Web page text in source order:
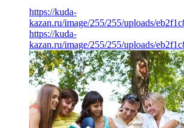
https://kuda-
kazan.ru/image/255/255/uploads/
https://kuda-
kazan.ru/image/255/255/uploads/